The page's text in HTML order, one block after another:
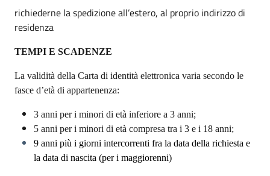
richiederne la spedizione all’estero, al proprio indirizzo di
residenza
TEMPI E SCADENZE
La validità della Carta di identità elettronica varia secondo le
fasce d’età di appartenenza:
3 anni per i minori di età inferiore a 3 anni;
5 anni per i minori di età compresa tra i 3 e i 18 anni;
9 anni più i giorni intercorrenti fra la data della richiesta e
la data di nascita (per i maggiorenni)